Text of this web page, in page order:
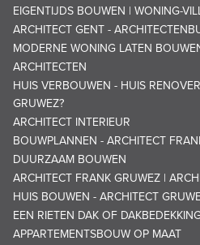
EIGENTIJDS BOUWEN | WONING-
ARCHITECT GENT -
MODERNE WONING LATEN
ARCHITECTEN
HUIS VERBOUWEN - HUIS
GRUWEZ?
ARCHITECT INTERIEUR
BOUWPLANNEN - ARCHITECT
DUURZAAM BOUWEN
ARCHITECT FRANK GRUWEZ |
HUIS BOUWEN - ARCHITECT
EEN RIETEN DAK OF
APPARTEMENTSBOUW OP MAAT